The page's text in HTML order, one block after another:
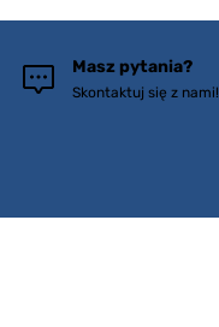
Masz pytania?
Skontaktuj się z nami!